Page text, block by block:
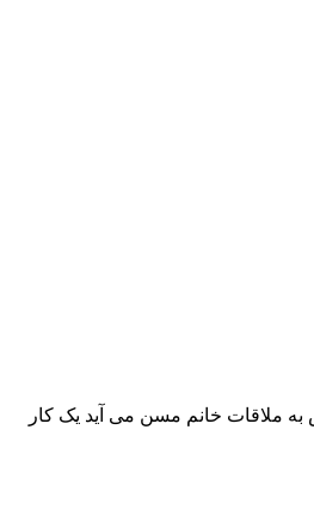
ملاقات خانم مسن می آید یک کار